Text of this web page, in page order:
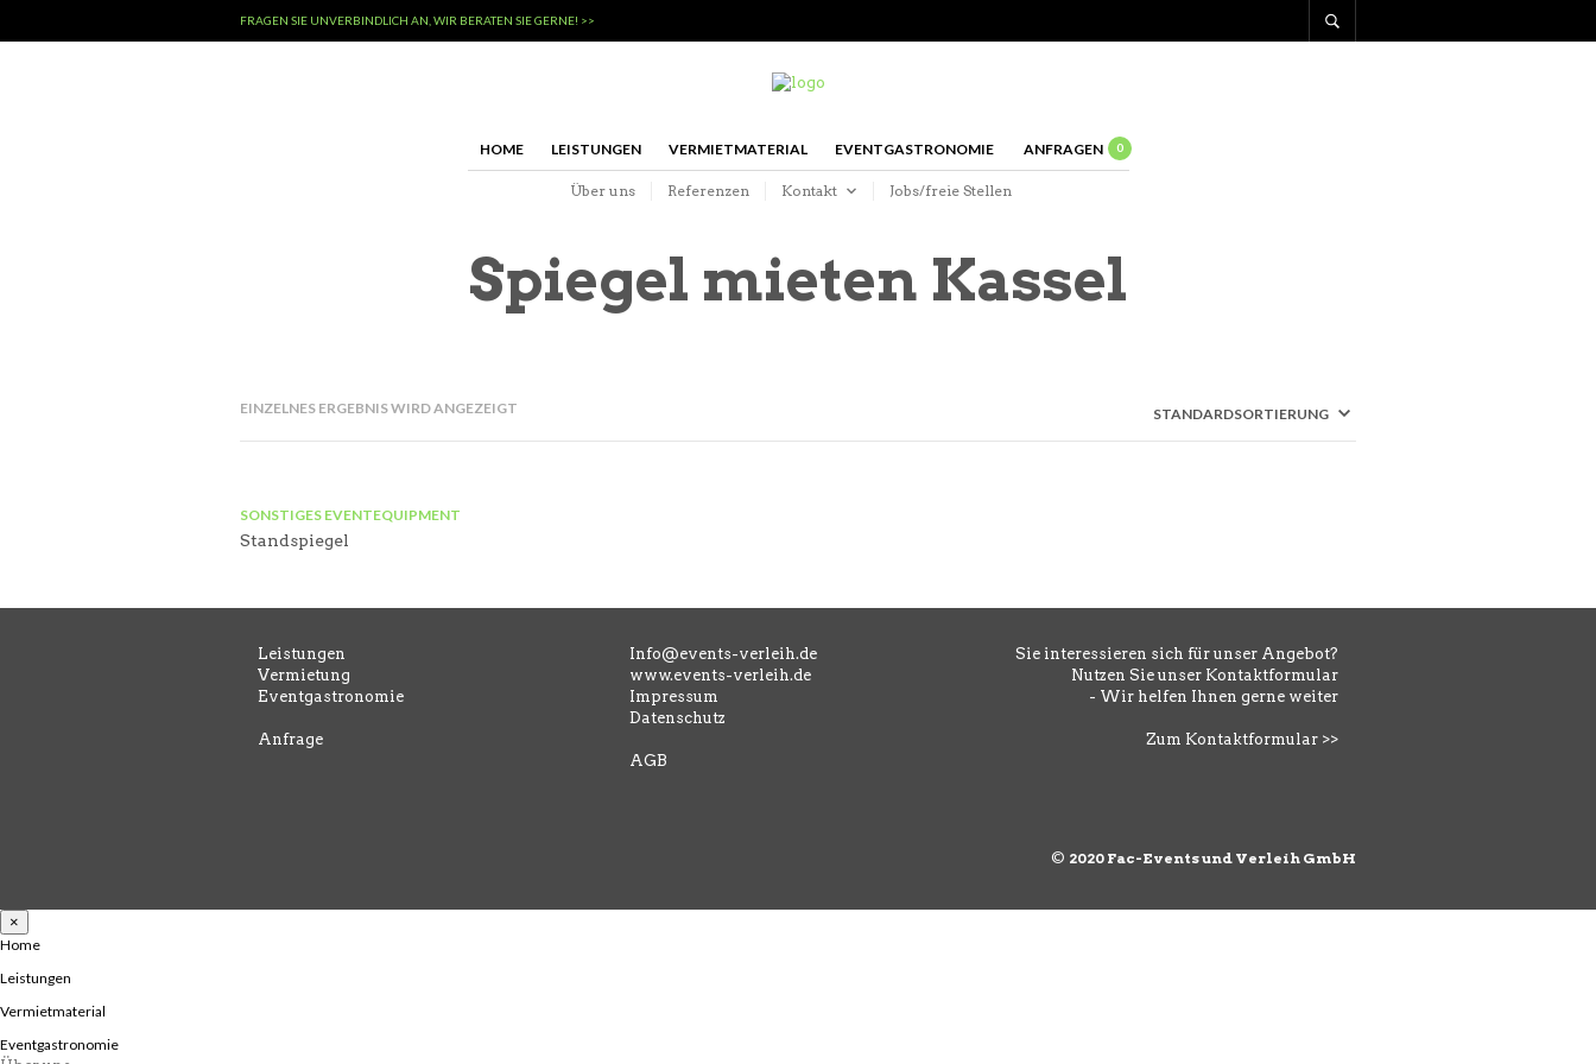
FRAGEN SIE UNVERBINDLICH AN, WIR BERATEN SIE GERNE! >>
HOME LEISTUNGEN VERMIETMATERIAL EVENTGASTRONOMIE ANFRAGEN 0
Über uns Referenzen Kontakt Jobs/freie Stellen
Spiegel mieten Kassel
EINZELNES ERGEBNIS WIRD ANGEZEIGT
SONSTIGES EVENTEQUIPMENT
Standspiegel
Leistungen
Vermietung
Eventgastronomie
Anfrage
Info@events-verleih.de
www.events-verleih.de
Impressum
Datenschutz
AGB
Sie interessieren sich für unser Angebot?
Nutzen Sie unser Kontaktformular
- Wir helfen Ihnen gerne weiter
Zum Kontaktformular >>
© 2020 Fac-Events und Verleih GmbH
×
Home
Leistungen
Vermietmaterial
Eventgastronomie